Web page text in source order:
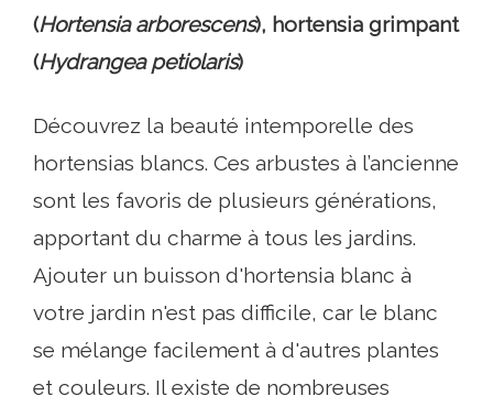
(Hortensia arborescens), hortensia grimpant
(Hydrangea petiolaris)
Découvrez la beauté intemporelle des
hortensias blancs. Ces arbustes à l’ancienne
sont les favoris de plusieurs générations,
apportant du charme à tous les jardins.
Ajouter un buisson d'hortensia blanc à
votre jardin n'est pas difficile, car le blanc
se mélange facilement à d'autres plantes
et couleurs. Il existe de nombreuses